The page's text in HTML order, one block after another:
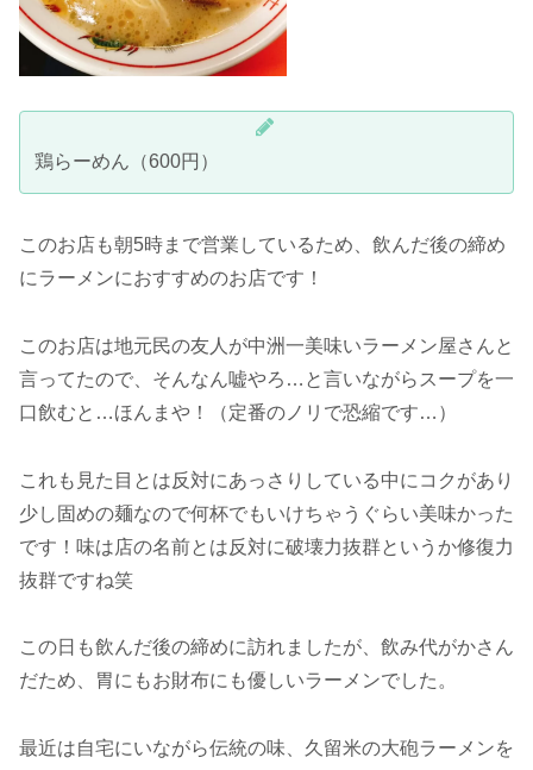
鶏らーめん（600円）
このお店も朝5時まで営業しているため、飲んだ後の締め
にラーメンにおすすめのお店です！
このお店は地元民の友人が中洲一美味いラーメン屋さんと
言ってたので、そんなん嘘やろ…と言いながらスープを一
口飲むと…ほんまや！（定番のノリで恐縮です…）
これも見た目とは反対にあっさりしている中にコクがあり
少し固めの麺なので何杯でもいけちゃうぐらい美味かった
です！味は店の名前とは反対に破壊力抜群というか修復力
抜群ですね笑
この日も飲んだ後の締めに訪れましたが、飲み代がかさん
だため、胃にもお財布にも優しいラーメンでした。
最近は自宅にいながら伝統の味、久留米の大砲ラーメンを